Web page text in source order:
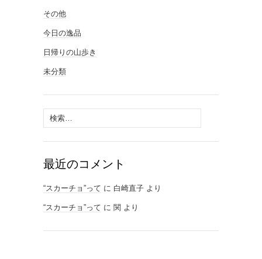
その他
今日の逸品
日帰りの山歩き
未分類
検
索:
最近のコメント
“スカーチョ”って に 白崎直子 より
“スカーチョ”って に 関 より